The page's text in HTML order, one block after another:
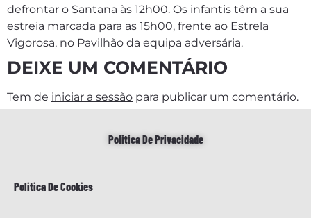
defrontar o Santana às 12h00. Os infantis têm a sua
estreia marcada para as 15h00, frente ao Estrela
Vigorosa, no Pavilhão da equipa adversária.
DEIXE UM COMENTÁRIO
Tem de iniciar a sessão para publicar um comentário.
Politica De Privacidade
Politica De Cookies